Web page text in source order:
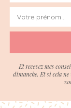
Et recevez mes
dimanche. Et si cela